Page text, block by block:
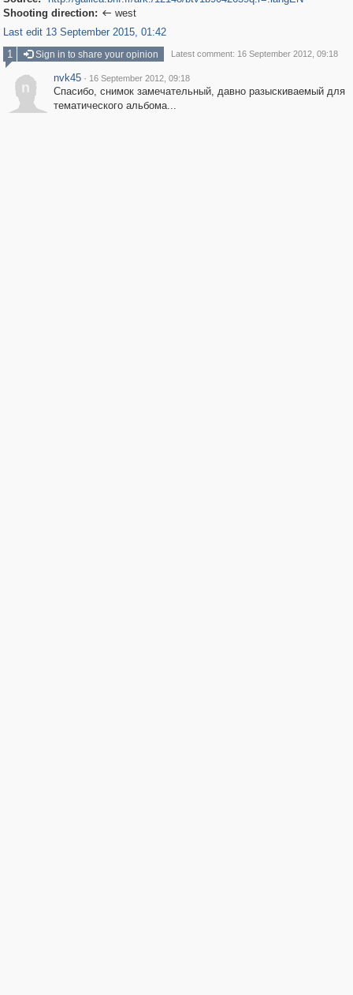
Shooting direction:  west
Last edit 13 September 2015, 01:42
1
Sign in to share your opinion Latest comment: 16 September 2012, 09:18
n
nvk45 · 16 September 2012, 09:18
Спасибо, снимок замечательный, давно разыскиваемый для
тематического альбома...